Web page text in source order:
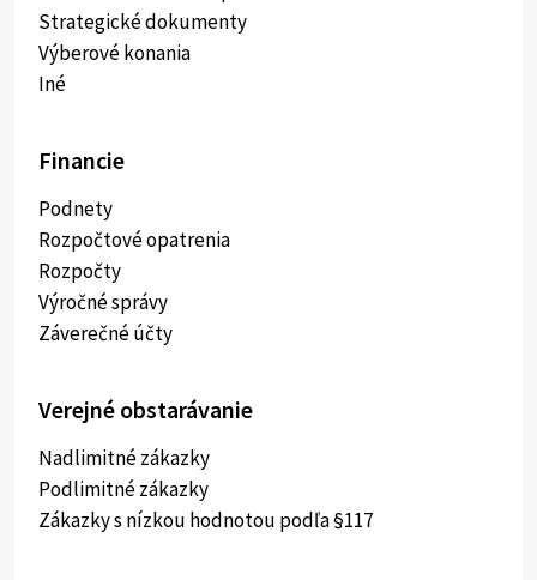
Strategické dokumenty
Výberové konania
Iné
Financie
Podnety
Rozpočtové opatrenia
Rozpočty
Výročné správy
Záverečné účty
Verejné obstarávanie
Nadlimitné zákazky
Podlimitné zákazky
Zákazky s nízkou hodnotou podľa §117